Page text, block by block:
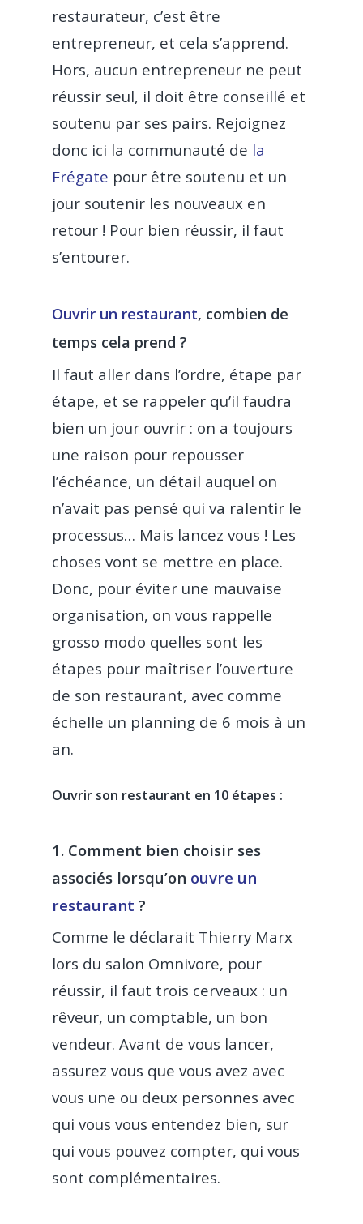
restaurateur, c’est être
entrepreneur, et cela s’apprend.
Hors, aucun entrepreneur ne peut
réussir seul, il doit être conseillé et
soutenu par ses pairs. Rejoignez
donc ici la communauté de la
Frégate pour être soutenu et un
jour soutenir les nouveaux en
retour ! Pour bien réussir, il faut
s’entourer.
Ouvrir un restaurant, combien de
temps cela prend ?
Il faut aller dans l’ordre, étape par
étape, et se rappeler qu’il faudra
bien un jour ouvrir : on a toujours
une raison pour repousser
l’échéance, un détail auquel on
n’avait pas pensé qui va ralentir le
processus… Mais lancez vous ! Les
choses vont se mettre en place.
Donc, pour éviter une mauvaise
organisation, on vous rappelle
grosso modo quelles sont les
étapes pour maîtriser l’ouverture
de son restaurant, avec comme
échelle un planning de 6 mois à un
an.
Ouvrir son restaurant en 10 étapes :
1. Comment bien choisir ses
associés lorsqu’on ouvre un
restaurant ?
Comme le déclarait Thierry Marx
lors du salon Omnivore, pour
réussir, il faut trois cerveaux : un
rêveur, un comptable, un bon
vendeur. Avant de vous lancer,
assurez vous que vous avez avec
vous une ou deux personnes avec
qui vous vous entendez bien, sur
qui vous pouvez compter, qui vous
sont complémentaires.